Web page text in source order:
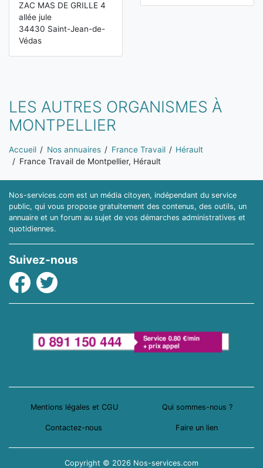
ZAC MAS DE GRILLE 4
allée jule
34430 Saint-Jean-de-
Védas
LES AUTRES ORGANISMES À
MONTPELLIER
Vous êtes ici:
Accueil Nos annuaires France Travail
Hérault
France Travail de Montpellier, Hérault
Nos-services.com est un média citoyen, indépendant du service
public, qui vous propose gratuitement des contenus, des outils, un
annuaire et un forum au sujet de vos démarches administratives et
quotidiennes.
Suivez-nous
Facebook
Twitter
Mentions légales et CGU Qui sommes-nous ?
Contactez-nous Faire un lien
Copyright © 2026 Nos-services.com